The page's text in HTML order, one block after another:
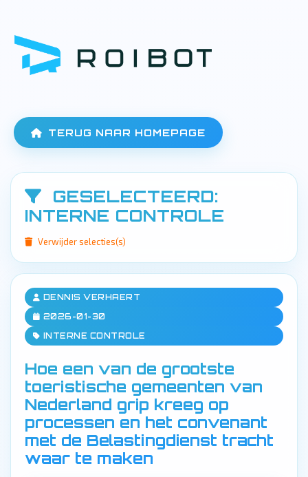
TERUG NAAR HOMEPAGE
GESELECTEERD:
INTERNE CONTROLE
Verwijder selecties(s)
DENNIS VERHAERT
2026-01-30
INTERNE CONTROLE
Hoe een van de grootste
toeristische gemeenten van
Nederland grip kreeg op
processen en het convenant
met de Belastingdienst tracht
waar te maken